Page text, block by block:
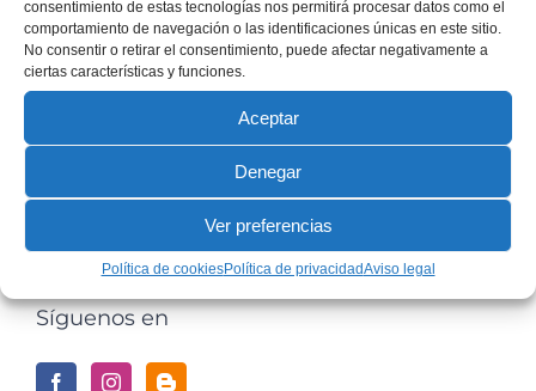
consentimiento de estas tecnologías nos permitirá procesar datos como el
comportamiento de navegación o las identificaciones únicas en este sitio.
No consentir o retirar el consentimiento, puede afectar negativamente a
ciertas características y funciones.
Aceptar
Denegar
Ver preferencias
Política de cookiesPolítica de privacidadAviso legal
Buscamos la excelencia continuamente en nuestro
trabajo.
Nos preocupamos de la estética, pero más aun de
Síguenos en